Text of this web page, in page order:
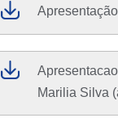
Marilia Silva